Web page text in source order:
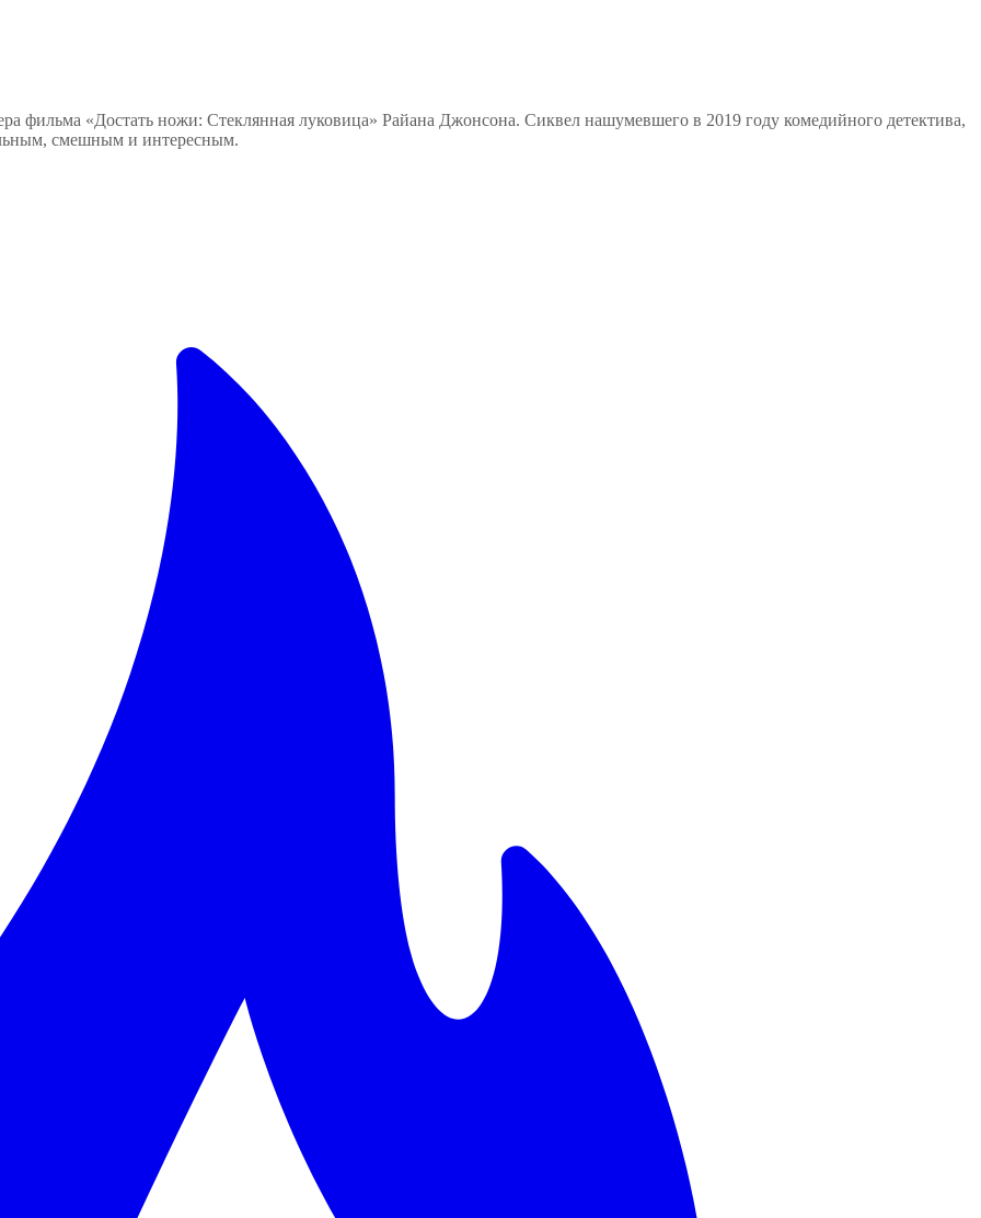
фильма «Достать ножи: Стеклянная луковица» Райана Джонсона. Сиквел нашумевшего в 2019 году комедийного детектива,
смешным и интересным.